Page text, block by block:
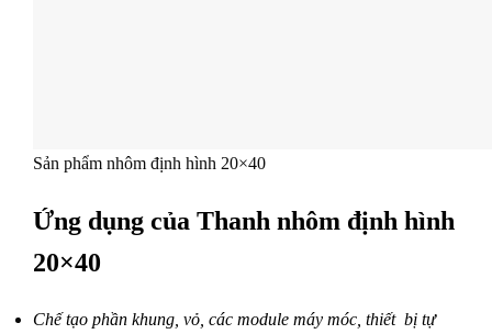
Sản phẩm nhôm định hình 20×40
Ứng dụng của Thanh nhôm định hình
20×40
Chế tạo phần khung, vỏ, các module máy móc, thiết bị tự